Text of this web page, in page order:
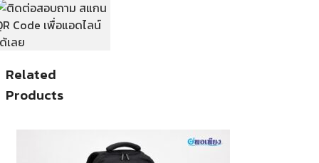
Related
Products